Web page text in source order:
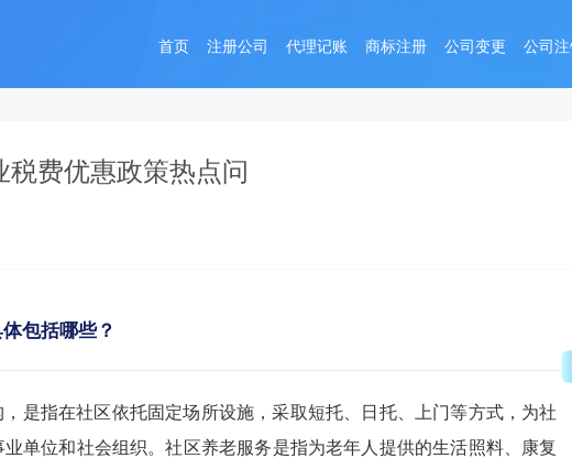
首页 注册公司 代理记账 商标注册 公司变更 公司
费优惠政策热点问
包括哪些？
是指在社区依托固定场所设施，采取短托、日托、上门等方式，为社
单位和社会组织。社区养老服务是指为老年人提供的生活照料、康复